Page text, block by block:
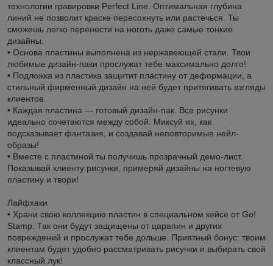
технологии гравировки Perfect Line. Оптимальная глубина
линий не позволит краске пересохнуть или растечься. Ты
сможешь легко перенести на ноготь даже самые тонкие
дизайны.
• Основа пластины выполнена из нержавеющей стали. Твои
любимые дизайн-паки прослужат тебе максимально долго!
• Подложка из пластика защитит пластину от деформации, а
стильный фирменный дизайн на ней будет притягивать взгляды
клиентов.
• Каждая пластина — готовый дизайн-пак. Все рисунки
идеально сочетаются между собой. Миксуй их, как
подсказывает фантазия, и создавай неповторимые нейл-
образы!
• Вместе с пластиной ты получишь прозрачный демо-лист.
Показывай клиенту рисунки, примеряй дизайны на ногтевую
пластину и твори!
Лайфхаки
• Храни свою коллекцию пластин в специальном кейсе от Go!
Stamp. Так они будут защищены от царапин и других
повреждений и прослужат тебе дольше. Приятный бонус: твоим
клиентам будет удобно рассматривать рисунки и выбирать свой
классный лук!